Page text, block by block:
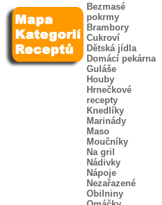
Bezmasé
pokrmy
Brambory
Cukroví
Dětská jídla
Domácí pekárna
Guláše
Houby
Hrnečkové
recepty
Knedlíky
Marinády
Maso
Moučníky
Na gril
Nádivky
Nápoje
Nezařazené
Obilniny